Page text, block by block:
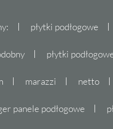
płytki podłogowe
płytki
marazzi netto
panele podłogowe